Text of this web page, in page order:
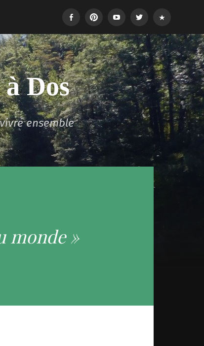
FacebookPinterestYoutubeTwitter Login
à Dos
ensemble
monde »